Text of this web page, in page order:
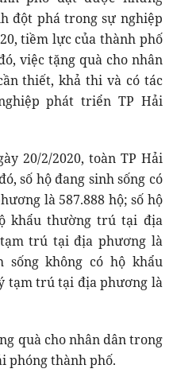
đột phá trong sự nghiệp
tiềm lực của thành phố
việc tặng quà cho nhân
thiết, khả thi và có tác
phát triển TP Hải
20/2/2020, toàn TP Hải
số hộ đang sinh sống có
là 587.888 hộ; số hộ
khẩu thường trú tại địa
trú tại địa phương là
sống không có hộ khẩu
tạm trú tại địa phương là
quà cho nhân dân trong
phóng thành phố.